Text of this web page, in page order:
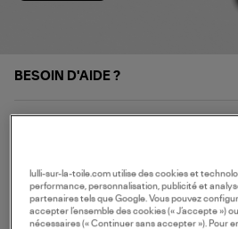
BESOIN D'AIDE ?
NOS SERVICES
SERVICE CLIENT
lulli-sur-la-toile.com utilise des cookies et
performance, personnalisation, publicité et
partenaires tels que Google. Vous pouvez
accepter l’ensemble des cookies (« J’accepte »)
nécessaires (« Continuer sans accepter »). Pour